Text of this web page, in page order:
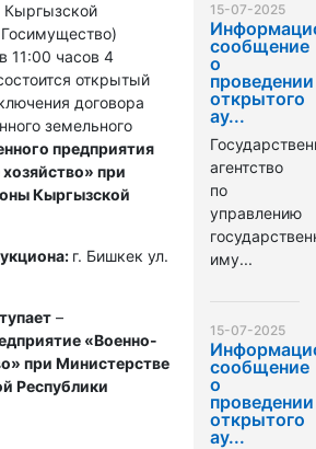
Кыргызской
11:00 часов 4
открытый
договора
земельного
предприятия
при
Кыргызской
г. Бишкек ул.
–
«Военно-
при Министерстве
Республики
15-07-2025
сообщение
о
проведении
открытого
ау...
агентство
по
управлению
иму...
15-07-2025
сообщение
о
проведении
открытого
ау...